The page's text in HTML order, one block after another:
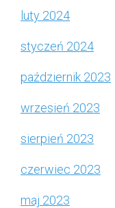
luty 2024
styczeń 2024
październik 2023
wrzesień 2023
sierpień 2023
czerwiec 2023
maj 2023